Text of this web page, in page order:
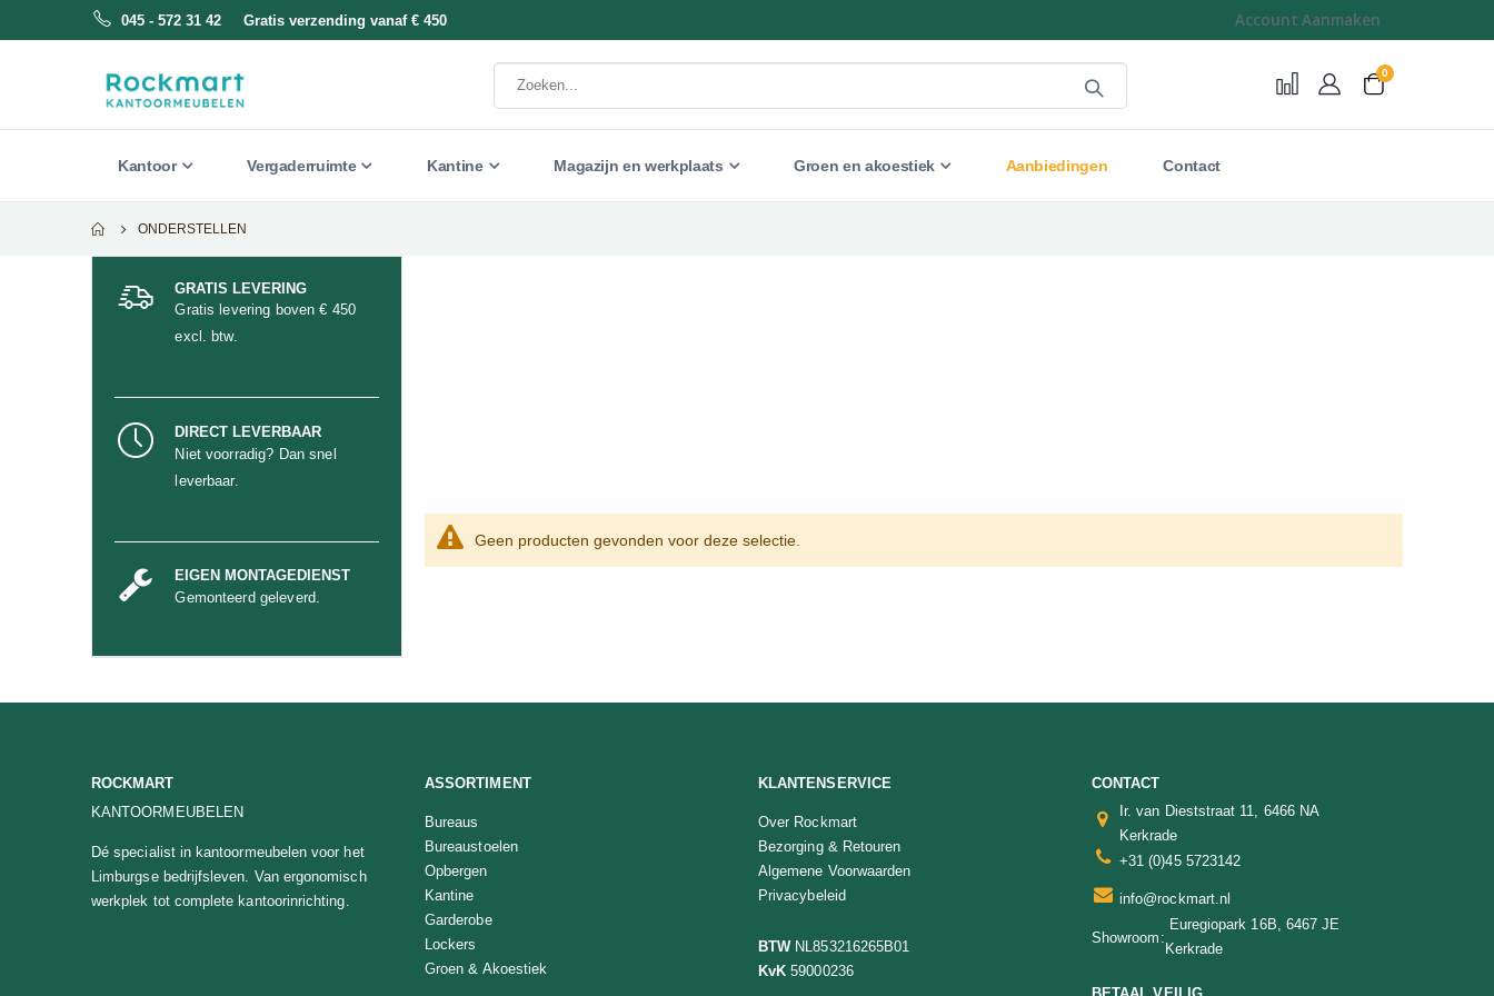
045 - 572 31 42 Gratis verzending vanaf € 450 Account Aanmaken
Cart
0
Kantoor Vergaderruimte Kantine Magazijn en werkplaats Groen en akoestiek Aanbiedingen Contact
ONDERSTELLEN
Geen producten gevonden voor deze selectie.
GRATIS LEVERING
Gratis levering boven € 450
excl. btw.
DIRECT LEVERBAAR
Niet voorradig? Dan snel
leverbaar.
EIGEN MONTAGEDIENST
Gemonteerd geleverd.
ROCKMART
KANTOORMEUBELEN
Dé specialist in kantoormeubelen voor het
Limburgse bedrijfsleven. Van ergonomisch
werkplek tot complete kantoorinrichting.
ASSORTIMENT
Bureaus
Bureaustoelen
Opbergen
Kantine
Garderobe
Lockers
Groen & Akoestiek
KLANTENSERVICE
Over Rockmart
Bezorging & Retouren
Algemene Voorwaarden
Privacybeleid
BTWNL853216265B01
KvK 59000236
CONTACT
Ir. van Dieststraat 11, 6466 NA
Kerkrade
+31 (0)45 5723142
info@rockmart.nl
Showroom:
Euregiopark 16B, 6467 JE
Kerkrade